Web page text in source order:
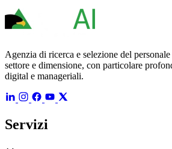
Agenzia di ricerca e selezione del
settore e dimensione, con particolare
digital e manageriali.
Servizi